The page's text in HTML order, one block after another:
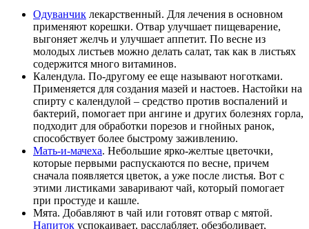
Одуванчик лекарственный. Для лечения в основном
применяют корешки. Отвар улучшает пищеварение,
выгоняет желчь и улучшает аппетит. По весне из
молодых листьев можно делать салат, так как в листьях
содержится много витаминов.
Календула. По-другому ее еще называют ноготками.
Применяется для создания мазей и настоев. Настойки на
спирту с календулой – средство против воспалений и
бактерий, помогает при ангине и других болезнях горла,
подходит для обработки порезов и гнойных ранок,
способствует более быстрому заживлению.
Мать-и-мачеха. Небольшие ярко-желтые цветочки,
которые первыми распускаются по весне, причем
сначала появляется цветок, а уже после листья. Вот с
этими листиками заваривают чай, который помогает
при простуде и кашле.
Мята. Добавляют в чай или готовят отвар с мятой.
Напиток успокаивает, расслабляет, обезболивает,